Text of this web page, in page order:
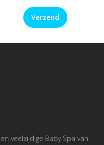
veelzijdige Baby Spa van